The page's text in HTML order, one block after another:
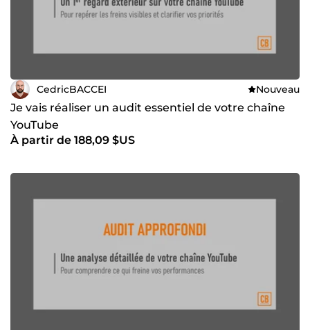
CedricBACCEI Nouveau
Je vais réaliser un audit essentiel de votre chaîne
YouTube
À partir de 188,09 $US